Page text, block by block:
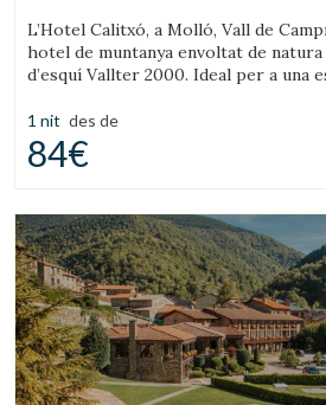
L’Hotel Calitxó, a Molló, Vall de
hotel de muntanya envoltat de
d’esquí Vallter 2000. Ideal per a una
1 nit des de
84€